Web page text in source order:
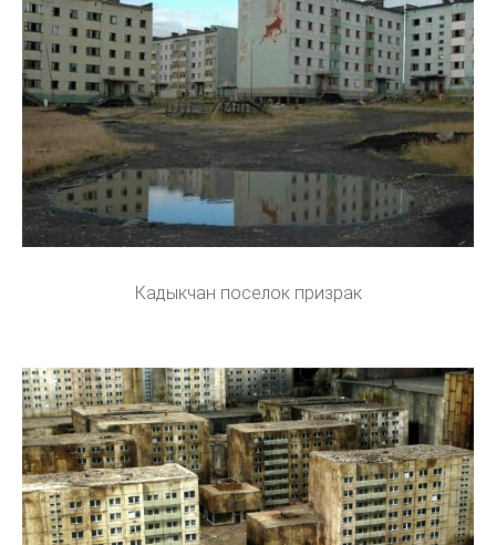
Кадыкчан поселок призрак